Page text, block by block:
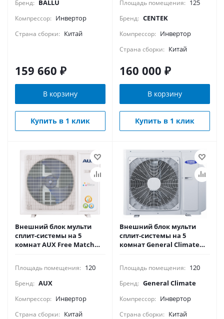
Бренд: BALLU
Компрессор: Инвертор
Страна сборки: Китай
159 660 ₽
В корзину
Купить в 1 клик
Площадь помещения: 125
Бренд: CENTEK
Компрессор: Инвертор
Страна сборки: Китай
160 000 ₽
В корзину
Купить в 1 клик
Внешний блок мульти
сплит-системы на 5
комнат AUX Free Match
Площадь помещения: 120
Бренд: AUX
Компрессор: Инвертор
Страна сборки: Китай
Внешний блок мульти
сплит-системы на 5
комнат General Climate
Площадь помещения: 120
Бренд: General Climate
Компрессор: Инвертор
Страна сборки: Китай